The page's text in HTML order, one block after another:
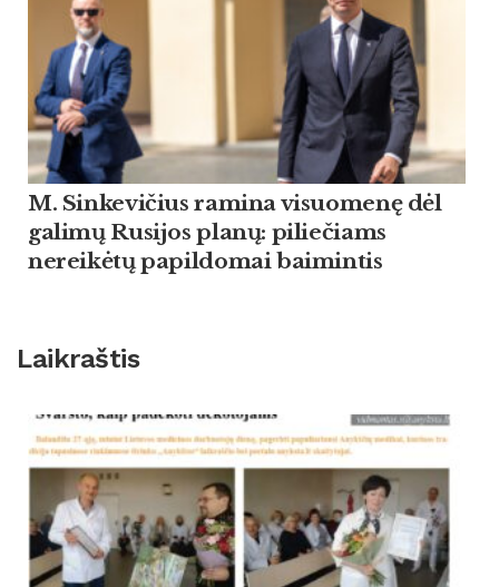
M. Sinkevičius ramina visuomenę dėl
galimų Rusijos planų: piliečiams
nereikėtų papildomai baimintis
Laikraštis